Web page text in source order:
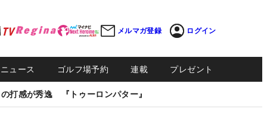
メルマガ登録 ログイン
ュース ゴルフ場予約 連載 プレゼント
打感が秀逸 『トゥーロンパター』